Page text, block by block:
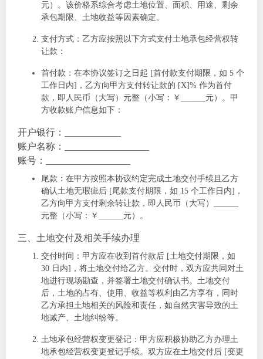
元）。该价格系综合考虑土地位置、面积、用途、剩余
承包期限、土地收益等因素确定。
支付方式 ：乙方应按照以下方式支付土地承包经营权转
让款：
首付款 ：在本协议签订之日起 [首付款支付期限，如 5 个
工作日内]，乙方向甲方支付转让款的 [X]% 作为首付
款，即人民币（大写） 元整（小写：￥______元）。甲
方收款账户信息如下：
开户银行：
账户名称：__________________
账号：__________________
尾款 ：在甲方按照本协议约定完成土地交付手续且乙方
确认土地无瑕疵后 [尾款支付期限，如 15 个工作日内]，
乙方向甲方支付剩余转让款，即人民币（大写）______
元整（小写：￥______元）。
三、土地交付及相关手续办理
交付时间 ：甲方应在收到首付款后 [土地交付期限，如
30 日内]，将土地交付给乙方。交付时，双方应共同对土
地进行现场勘查，并签署土地交付确认书。土地交付
后，土地的占有、使用、收益等权利由乙方享有，同时
乙方承担土地相关的风险和责任，如自然灾害导致的土
地减产、土地纠纷等。
土地承包经营权变更登记 ：甲方应积极协助乙方办理土
地承包经营权变更登记手续。双方应在土地交付后 [变更